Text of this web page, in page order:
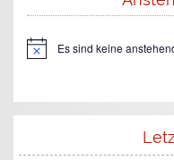
H
Es sind keine